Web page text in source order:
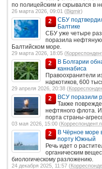
по полицейским и скрывался в
26 марта 2026, 09:01 (Bigmir)
2
СБУ
Балтике
СБУ уже четыре
поразила нефтяную
Балтийском море.
29 марта 2026, 18:05 (
2
В Болгарии
каннабиса
Правоохранители
наркотиков, 600
29 апреля 2026, 20:38 (
2
ВСУ поразили
Также
нефтяного флота.
порта страны-
03 мая 2026, 15:00 (
2
В Чёрное море
порту Южный
Речь идет о
органическим
биологическому разложению.
24 декабря 2025, 11:57 (